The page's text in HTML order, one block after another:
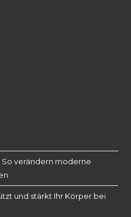
So verändern moderne
und stärkt Ihr Körper bei